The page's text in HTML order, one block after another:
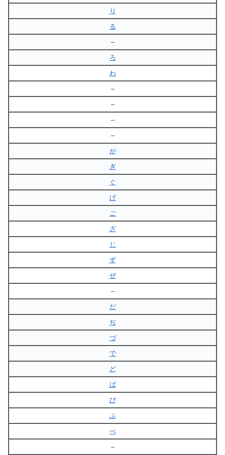
り
る
–
ろ
わ
–
–
–
–
が
ぎ
ぐ
げ
ご
ざ
じ
ず
ぜ
–
だ
ぢ
づ
で
ど
ば
び
ぶ
べ
–